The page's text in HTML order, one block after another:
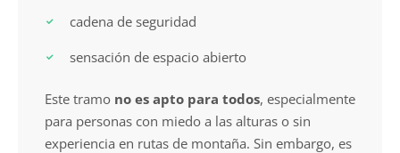
cadena de seguridad
sensación de espacio abierto
Este tramo no es apto para todos, especialmente
para personas con miedo a las alturas o sin
experiencia en rutas de montaña. Sin embargo, es